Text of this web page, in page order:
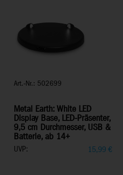
Art.-Nr.: 502699
Metal Earth: White LED
Display Base, LED-Präsenter,
9,5 cm Durchmesser, USB &
Batterie, ab 14+
UVP: 15,99 €